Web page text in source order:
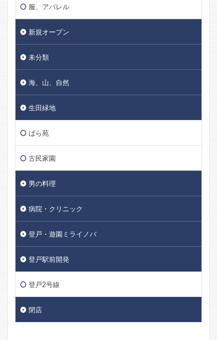
服、アパレル
新規オープン
未分類
海、山、自然
生田緑地
ばら苑
古民家園
男の料理
病院・クリニック
登戸・遊園ミライノバ
登戸駅前開発
登戸2号線
閉店